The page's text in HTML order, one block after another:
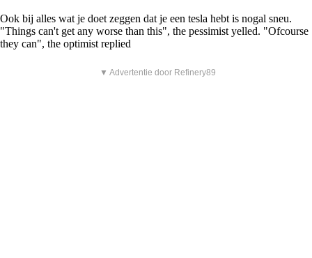
Ook bij alles wat je doet zeggen dat je een tesla hebt is nogal sneu.
"Things can't get any worse than this", the pessimist yelled. "Ofcourse
they can", the optimist replied
▼ Advertentie door Refinery89